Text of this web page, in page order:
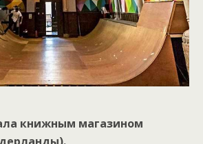
книжным магазином